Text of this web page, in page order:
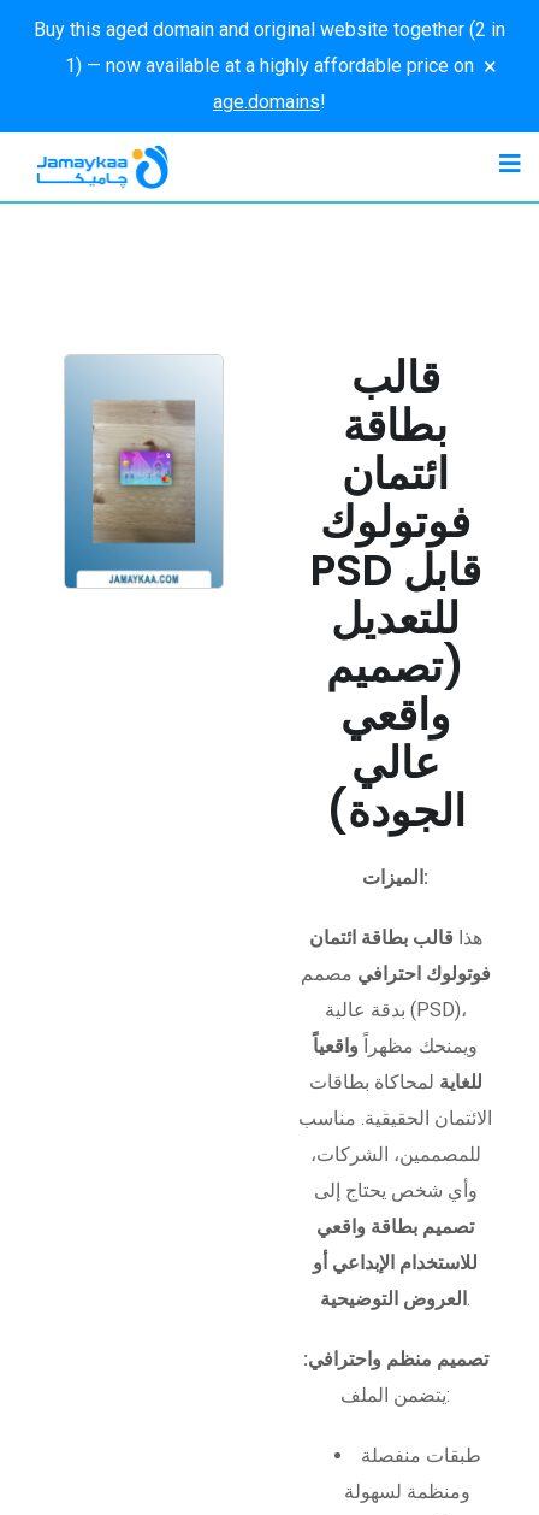
Buy this aged domain and original website together (2 in
1) — now available at a highly affordable price on
age.domains!
×
قالب
بطاقة
ائتمان
فوتولوك
PSD قابل
للتعديل
(تصميم
واقعي
عالي
الجودة)
الميزات:
هذا قالب بطاقة ائتمان
فوتولوك احترافي مصمم
بدقة عالية (PSD)،
ويمنحك مظهراً واقعياً
للغاية لمحاكاة بطاقات
الائتمان الحقيقية. مناسب
للمصممين، الشركات،
وأي شخص يحتاج إلى
تصميم بطاقة واقعي
للاستخدام الإبداعي أو
العروض التوضيحية .
تصميم منظم واحترافي:
يتضمن الملف:
طبقات منفصلة
ومنظمة لسهولة